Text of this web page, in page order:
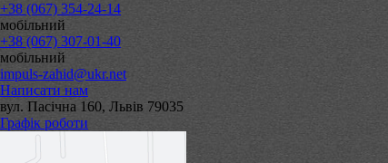
+38 (067) 354-24-14
мобільний
+38 (067) 307-01-40
мобільний
impuls-zahid@ukr.net
Написати нам
вул. Пасічна 160, Львів 79035
Графік роботи